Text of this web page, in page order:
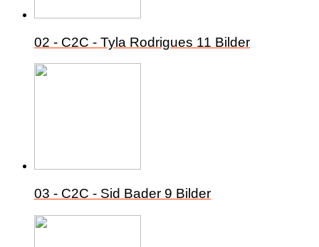
02 - C2C - Tyla Rodrigues 11 Bilder
03 - C2C - Sid Bader 9 Bilder